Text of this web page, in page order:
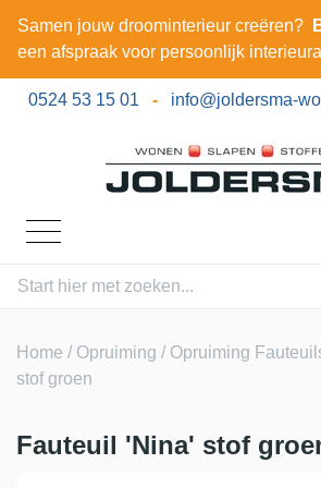
Samen jouw droominterieur creëren?
een afspraak voor persoonlijk
0524 53 15 01 - info@joldersma-
Home / Opruiming / Opruiming
stof groen
Fauteuil 'Nina' stof